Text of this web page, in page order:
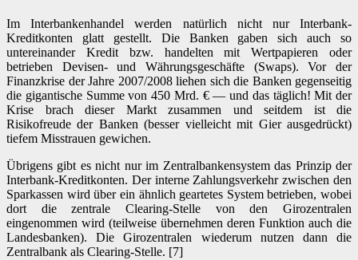
Im Interbankenhandel werden natürlich nicht nur Interbank-
Kreditkonten glatt gestellt. Die Banken gaben sich auch so
untereinander Kredit bzw. handelten mit Wertpapieren oder
betrieben Devisen- und Währungsgeschäfte (Swaps). Vor der
Finanzkrise der Jahre 2007/2008 liehen sich die Banken gegenseitig
die gigantische Summe von 450 Mrd. € — und das täglich! Mit der
Krise brach dieser Markt zusammen und seitdem ist die
Risikofreude der Banken (besser vielleicht mit Gier ausgedrückt)
tiefem Misstrauen gewichen.
Übrigens gibt es nicht nur im Zentralbankensystem das Prinzip der
Interbank-Kreditkonten. Der interne Zahlungsverkehr zwischen den
Sparkassen wird über ein ähnlich geartetes System betrieben, wobei
dort die zentrale Clearing-Stelle von den Girozentralen
eingenommen wird (teilweise übernehmen deren Funktion auch die
Landesbanken). Die Girozentralen wiederum nutzen dann die
Zentralbank als Clearing-Stelle. [7]